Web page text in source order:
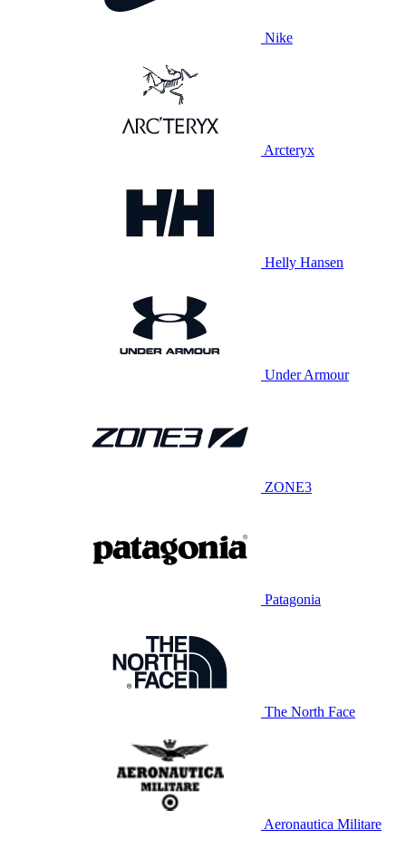
Nike
Arcteryx
Helly Hansen
Under Armour
ZONE3
Patagonia
The North Face
Aeronautica Militare